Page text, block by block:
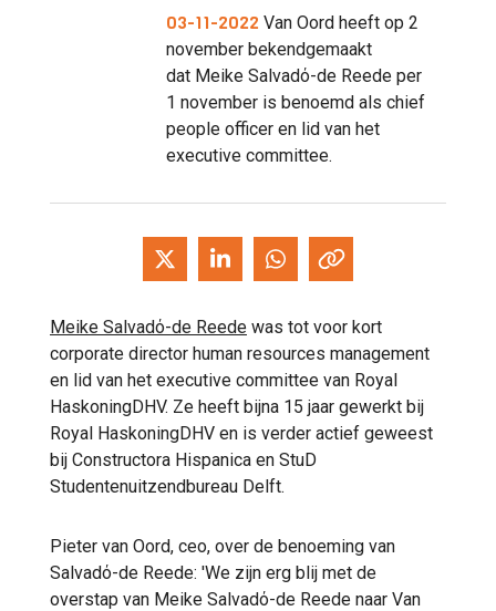
03-11-2022 Van Oord heeft op 2
november bekendgemaakt
dat Meike Salvadό-de Reede per
1 november is benoemd als chief
people officer en lid van het
executive committee.
Meike Salvadό-de Reede was tot voor kort
corporate director human resources management
en lid van het executive committee van Royal
HaskoningDHV. Ze heeft bijna 15 jaar gewerkt bij
Royal HaskoningDHV en is verder actief geweest
bij Constructora Hispanica en StuD
Studentenuitzendbureau Delft.
Pieter van Oord, ceo, over de benoeming van
Salvadό-de Reede: 'We zijn erg blij met de
overstap van Meike Salvadό-de Reede naar Van